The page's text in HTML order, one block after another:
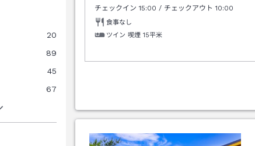
20
89
45
67
チェックイン15:00 / チェックアウト 10:00
食事なし
ツイン 喫煙 15平米